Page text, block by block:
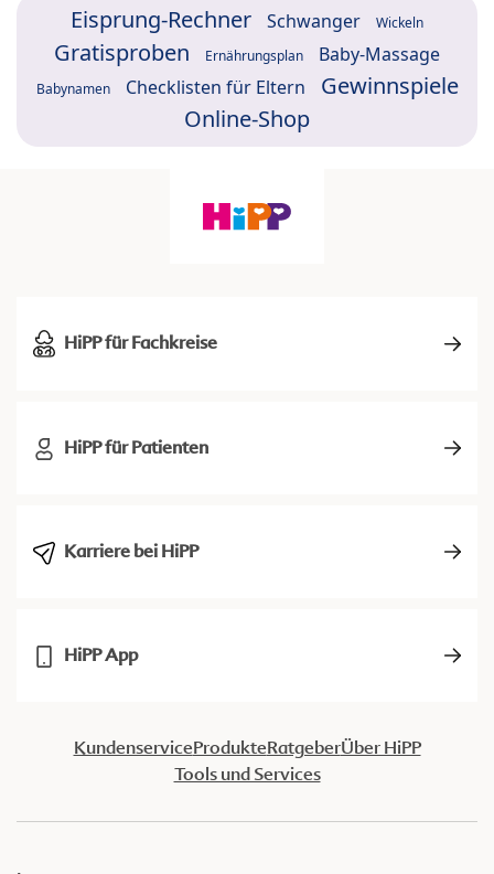
Eisprung-Rechner Schwanger Wickeln
Gratisproben Ernährungsplan Baby-Massage
Babynamen Checklisten für Eltern
Gewinnspiele
Online-Shop
HiPP für Fachkreise
HiPP für Patienten
Karriere bei HiPP
HiPP App
KundenserviceProdukteRatgeberÜber HiPP
Tools und Services